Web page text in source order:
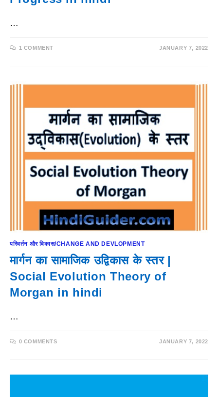
…
1 COMMENT JANUARY 7, 2022
परिवर्तन और विकास/CHANGE AND DEVLOPMENT
मार्गन का सामाजिक उद्विकास के स्तर |
Social Evolution Theory of
Morgan in hindi
…
0 COMMENTS JANUARY 7, 2022